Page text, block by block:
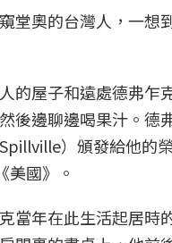
堂奧的台灣人，一想
的屋子和遠處德弗乍
後邊聊邊喝果汁。德
）頒發給他的
國》。
當年在此生活起居時